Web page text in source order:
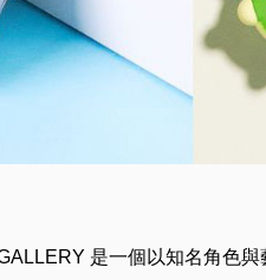
是一個以知名角色